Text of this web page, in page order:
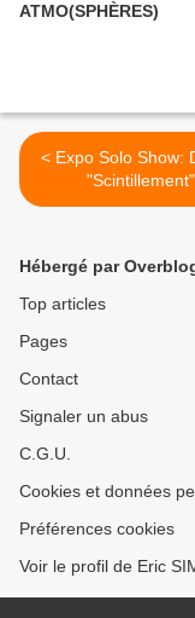
ATMO(SPHÈRES)
< Expo Solo Show: Ding Yi
"Scintillement"
Hébergé par
Top articles
Pages
Contact
Signaler un abus
C.G.U.
Cookies et données
Préférences cookies
Voir le profil de Eric